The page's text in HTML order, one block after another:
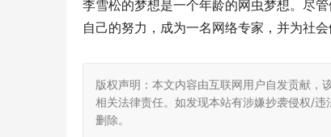
李雪松的梦想是一个年龄的网虫梦想。尽
自己的努力，成为一名网络专家，并为社会
版权声明：本文内容由互联网用户自发贡献，
相关法律责任。如发现本站有涉嫌抄袭侵权/
删除。